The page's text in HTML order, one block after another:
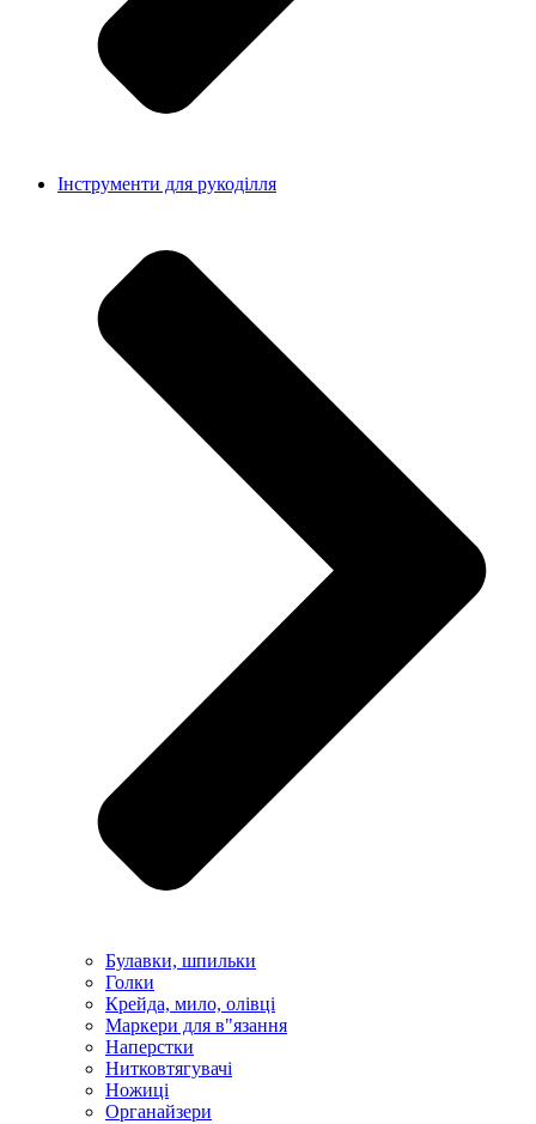
Інструменти для рукоділля
Булавки, шпильки
Голки
Крейда, мило, олівці
Маркери для в"язання
Наперстки
Нитковтягувачі
Ножиці
Органайзери